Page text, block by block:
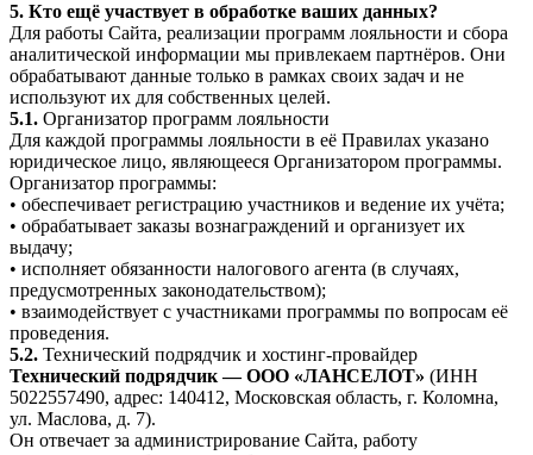
5. Кто ещё участвует в обработке ваших данных?
Для работы Сайта, реализации программ лояльности и сбора
аналитической информации мы привлекаем партнёров. Они
обрабатывают данные только в рамках своих задач и не
используют их для собственных целей.
5.1. Организатор программ лояльности
Для каждой программы лояльности в её Правилах указано
юридическое лицо, являющееся Организатором программы.
Организатор программы:
• обеспечивает регистрацию участников и ведение их учёта;
• обрабатывает заказы вознаграждений и организует их
выдачу;
• исполняет обязанности налогового агента (в случаях,
предусмотренных законодательством);
• взаимодействует с участниками программы по вопросам её
проведения.
5.2. Технический подрядчик и хостинг-провайдер
Технический подрядчик — ООО «ЛАНСЕЛОТ» (ИНН
5022557490, адрес: 140412, Московская область, г. Коломна,
ул. Маслова, д. 7).
Он отвечает за администрирование Сайта, работу